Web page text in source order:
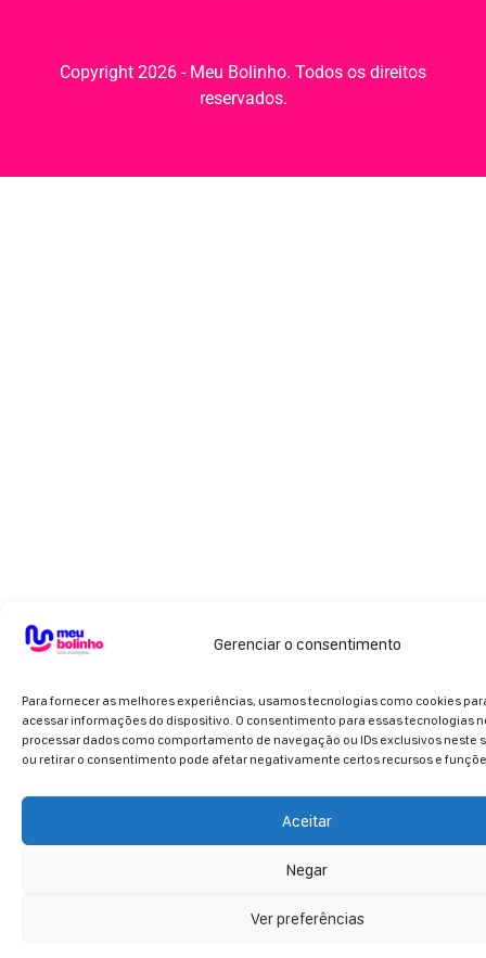
Gerenciar o consentimento
Para fornecer as melhores experiências, usamos tecnologias como cookies
acessar informações do dispositivo. O consentimento para essas tecnologias
processar dados como comportamento de navegação ou IDs exclusivos neste
ou retirar o consentimento pode afetar negativamente certos recursos e
Aceitar
Negar
Ver preferências
Copyright 2026 - Meu Bolinho. Todos os direitos
reservados.